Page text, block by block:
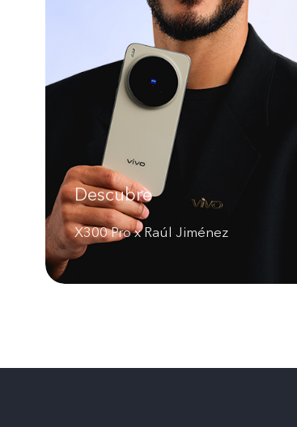
Descubre
X300 Pro x Raúl Jiménez